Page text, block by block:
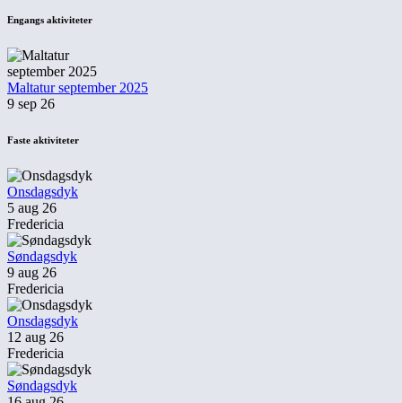
Engangs aktiviteter
Maltatur september 2025
9 sep 26
Faste aktiviteter
Onsdagsdyk
5 aug 26
Fredericia
Søndagsdyk
9 aug 26
Fredericia
Onsdagsdyk
12 aug 26
Fredericia
Søndagsdyk